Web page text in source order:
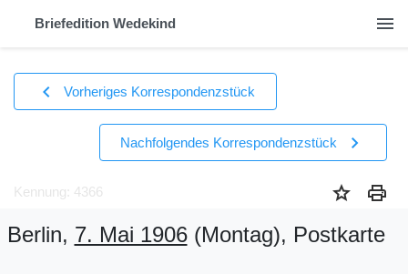
Briefedition Wedekind menu
chevron_left Vorheriges Korrespondenzstück
Nachfolgendes Korrespondenzstück chevron_right
Kennung: 4366 star print
Berlin, 7. Mai 1906(Montag), Postkarte